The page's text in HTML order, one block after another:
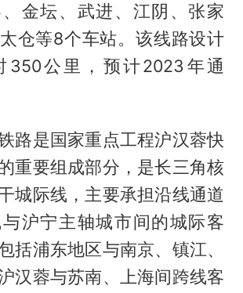
金坛、武进、江阴、张家
仓等8个车站。该线路设计
350公里，预计2023年通
路是国家重点工程沪汉蓉快
重要组成部分，是长三角核
城际线，主要承担沿线通道
沪宁主轴城市间的城际客
括浦东地区与南京、镇江、
汉蓉与苏南、上海间跨线客